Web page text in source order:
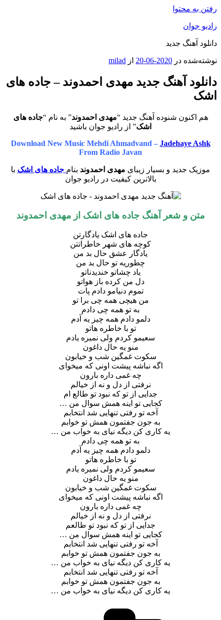
رفتن به محتوا
رادیو جوان
دانلود آهنگ جدید
نوشته‌شده در 2020-06-20 از milad
دانلود آهنگ جدید مهدی احمدوند – جاده های
اشک
هم اکنون شنوده آهنگ جدید “مهدی احمدوند” به نام “جاده های
اشک” از رادیو جوان باشید
Download New Music Mehdi Ahmadvand – Jadehaye Ashk
From Radio Javan
موزیک جدید و بسیار زیبای مهدی احمدوند بنام جاده های اشک با
بالاترین کیفیت در رادیو جوان
متن و شعر آهنگ جاده های اشک از مهدی احمدوند
جاده های اشک یادگارتن
کوچه های شهر خاطراتتن
یادگار عشق حال بد من
چطوریه تو حال بد من
یاد چشاتو خندیدناتو
دل من کرده باز هواتو
تموم دنیامو دادم پات
من هیچی همه چی برا تو
به تو همه چی دادم
دلمو دادم همه چیز یه آدم
تو با خاطره هاتو
سعیمو کردم ولی نمیره یادم
منو یه حال داغون
سکوت غمگین شب و خیابون
اگه نباشه پیشت اونی که میخوای
چه غمی داره بارون
نرفتی از دل و نه از خیالم
جدایی از تو که نبود تو طالع ام
کجایی تو اینه همش سوال من …
آخه تو رفتی تنهایی شد انتخابم
به جون جفتمون همش تو خوابم
یه کاری کن دیگه نیای به خواب من …
به تو همه چی دادم
دلمو دادم همه چیز یه آدم
تو با خاطره هاتو
سعیمو کردم ولی نمیره یادم
منو یه حال داغون
سکوت غمگین شب و خیابون
اگه نباشه پیشت اونی که میخوای
چه غمی داره بارون
نرفتی از دل و نه از خیالم
جدایی از تو که نبود تو طالعم
کجایی تو اینه همش سوال من …
آخه تو رفتی تنهایی شد انتخابم
به جون جفتمون همش تو خوابم
یه کاری کن دیگه نیای به خواب من …
آخه تو رفتی تنهایی شد انتخابم
به جون جفتمون همش تو خوابم
یه کاری کن دیگه نیای به خواب من …